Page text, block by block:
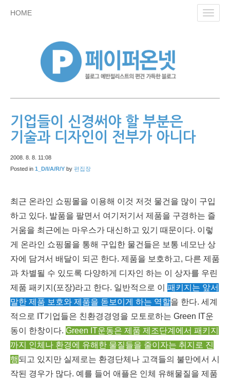
HOME
기업들이 신경써야 할 부분은
기술과 디자인이 전부가 아니다
2008. 8. 8. 11:08
Posted in 1_D/I/A/R/Y by 편집장
최근 온라인 쇼핑몰을 이용해 이것 저것 물건을 많이 구입
하고 있다. 발품을 팔면서 여기저기서 제품을 구경하는 즐
거움을 최근에는 마우스가 대신하고 있기 때문이다. 이렇
게 온라인 쇼핑몰을 통해 구입한 물건들은 보통 네모난 상
자에 담겨서 배달이 되곤 한다. 제품을 보호하고, 다른 제품
과 차별될 수 있도록 다양하게 디자인 하는 이 상자를 우린
제품 패키지(포장)라고 한다. 일반적으로 이 패키지는 앞서
말한 제품 보호와 제품을 돋보이게 하는 역할을 한다. 세계
적으로 IT기업들은 친환경경영을 모토로하는 Green IT운
동이 한창이다. Green IT운동은 제품 제조단계에서 패키지
까지 인체나 환경에 유해한 물질들을 줄이자는 취지로 진
행되고 있지만 실제로는 환경단체나 고객들의 불만에서 시
작된 경우가 많다. 예를 들어 애플은 인체 유해물질을 제품